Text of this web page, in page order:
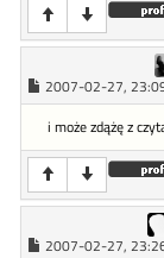
2007-02-27,
i może zdążę z
2007-02-27,